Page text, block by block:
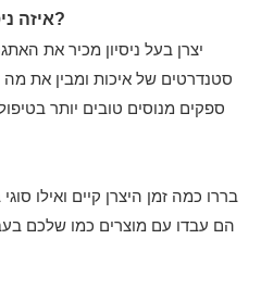
איזה ניסיון בתעשייה יש ליצרן שלך?
יצרן בעל ניסיון מכיר את
סטנדרטים של איכות ומבין את מה
ספקים מנוסים טובים יותר
בררו כמה זמן היצרן קיים ואילו
הם עבדו עם מוצרים כמו שלכם